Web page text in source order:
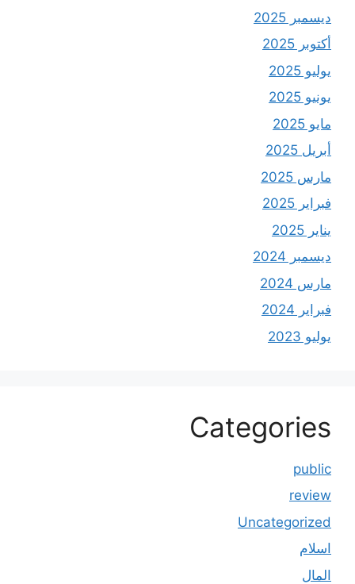
ديسمبر 2025
أكتوبر 2025
يوليو 2025
يونيو 2025
مايو 2025
أبريل 2025
مارس 2025
فبراير 2025
يناير 2025
ديسمبر 2024
مارس 2024
فبراير 2024
يوليو 2023
Categories
public
review
Uncategorized
اسلام
المال